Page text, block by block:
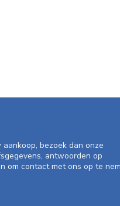
bezoek dan onze
antwoorden op
om contact met ons op te